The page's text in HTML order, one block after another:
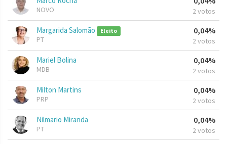
NOVO 2 votos
Margarida Salomão Eleito
PT
0,04%
2 votos
Mariel Bolina
MDB
0,04%
2 votos
Milton Martins
PRP
0,04%
2 votos
Nilmario Miranda
PT
0,04%
2 votos